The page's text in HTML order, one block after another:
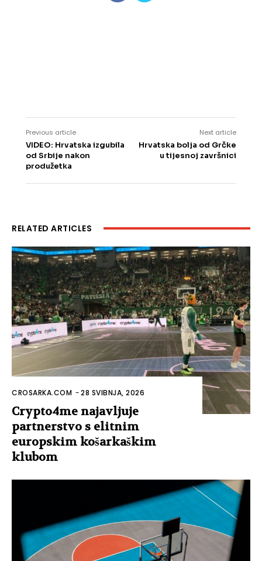
Previous article
VIDEO: Hrvatska izgubila
od Srbije nakon
produžetka
Next article
Hrvatska bolja od Grčke
u tijesnoj završnici
RELATED ARTICLES
CROSARKA.COM -28 SVIBNJA, 2026
Crypto4me najavljuje
partnerstvo s elitnim
europskim košarkaškim
klubom